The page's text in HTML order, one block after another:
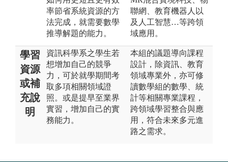
率節省系統資源的方
法完成，就需要數學
推導解題的能力。
聯網、教育機器人以
及人工智慧…等跨領
域應用。
學習
資源
或補
充說
明
資訊科學系之學生若
想增加自己的競爭
力，可於就學期間考
取多項相關領域證
照。或是提早至業界
實習，增加自己的實
務能力。
本組的議題導向課程
設計，除資訊、教育
領域專業外，亦可修
讀數學組的數學、統
計等相關專業課程，
跨領域學習整合與應
用，符合未來多元進
路之需求。